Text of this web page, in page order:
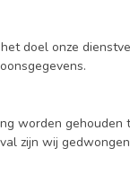
doel onze
worden
zijn wij